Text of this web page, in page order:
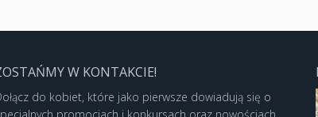
W KONTAKCIE!
do kobiet, które jako pierwsze dowiadują się o